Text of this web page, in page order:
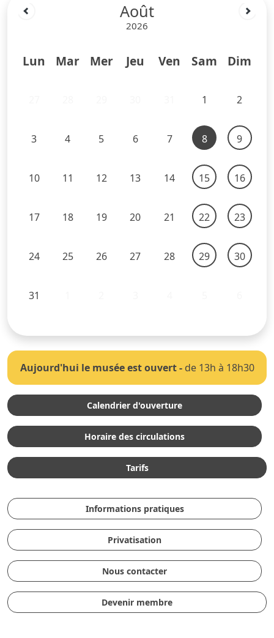
Août
2026
Lun Mar Mer Jeu Ven Sam Dim
1 2
3 4 5 6 7 8 9
10 11 12 13 14 15 16
17 18 19 20 21 22 23
24 25 26 27 28 29 30
31
Aujourd'hui le musée est ouvert- de 13h à 18h30
Calendrier d'ouverture
Horaire des circulations
Tarifs
Informations pratiques
Privatisation
Nous contacter
Devenir membre